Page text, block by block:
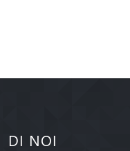
DI NOI